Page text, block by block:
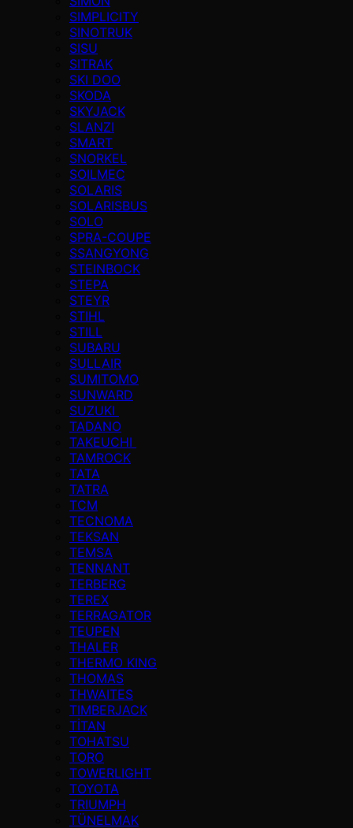
SIMPLICITY
SINOTRUK
SISU
SITRAK
SKI DOO
SKODA
SKYJACK
SLANZI
SMART
SNORKEL
SOILMEC
SOLARIS
SOLARISBUS
SOLO
SPRA-COUPE
SSANGYONG
STEINBOCK
STEPA
STEYR
STIHL
STILL
SUBARU
SULLAIR
SUMITOMO
SUNWARD
SUZUKI
TADANO
TAKEUCHI
TAMROCK
TATA
TATRA
TCM
TECNOMA
TEKSAN
TEMSA
TENNANT
TERBERG
TEREX
TERRAGATOR
TEUPEN
THALER
THERMO KING
THOMAS
THWAITES
TIMBERJACK
TİTAN
TOHATSU
TORO
TOWERLIGHT
TOYOTA
TRIUMPH
TÜNELMAK